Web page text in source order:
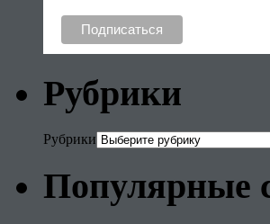
Рубрики
Рубрики
Популярные